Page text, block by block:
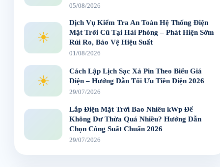
05/08/2026
☀
Dịch Vụ Kiểm Tra An Toàn Hệ Thống Điện
Mặt Trời Cũ Tại Hải Phòng – Phát Hiện Sớm
Rủi Ro, Bảo Vệ Hiệu Suất
01/08/2026
☀
Cách Lập Lịch Sạc Xả Pin Theo Biểu Giá
Điện – Hướng Dẫn Tối Ưu Tiền Điện 2026
29/07/2026
Lắp Điện Mặt Trời Bao Nhiêu kWp Để
Không Dư Thừa Quá Nhiều? Hướng Dẫn
Chọn Công Suất Chuẩn 2026
29/07/2026